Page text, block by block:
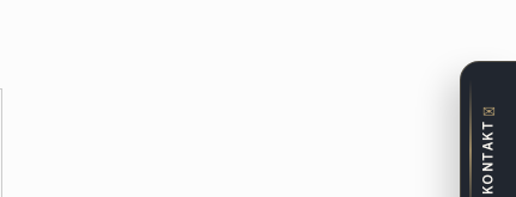
✉
KONTAKT